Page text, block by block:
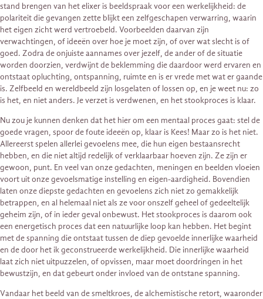
stand brengen van het elixer is beeldspraak voor een werkelijkheid: de
polariteit die gevangen zette blijkt een zelfgeschapen verwarring, waarin
het eigen zicht werd vertroebeld. Voorbeelden daarvan zijn
verwachtingen, of ideeën over hoe je moet zijn, of over wat slecht is of
goed. Zodra de onjuiste aannames over jezelf, de ander of de situatie
worden doorzien, verdwijnt de beklemming die daardoor werd ervaren en
ontstaat opluchting, ontspanning, ruimte en is er vrede met wat er gaande
is. Zelfbeeld en wereldbeeld zijn losgelaten of lossen op, en je weet nu: zo
is het, en niet anders. Je verzet is verdwenen, en het stookproces is klaar.
Nu zou je kunnen denken dat het hier om een mentaal proces gaat: stel de
goede vragen, spoor de foute ideeën op, klaar is Kees! Maar zo is het niet.
Allereerst spelen allerlei gevoelens mee, die hun eigen bestaansrecht
hebben, en die niet altijd redelijk of verklaarbaar hoeven zijn. Ze zijn er
gewoon, punt. En veel van onze gedachten, meningen en beelden vloeien
voort uit onze gevoelsmatige instelling en eigen-aardigheid. Bovendien
laten onze diepste gedachten en gevoelens zich niet zo gemakkelijk
betrappen, en al helemaal niet als ze voor onszelf geheel of gedeeltelijk
geheim zijn, of in ieder geval onbewust. Het stookproces is daarom ook
een energetisch proces dat een natuurlijke loop kan hebben. Het begint
met de spanning die ontstaat tussen de diep gevoelde innerlijke waarheid
en de door het ik geconstrueerde werkelijkheid. Die innerlijke waarheid
laat zich niet uitpuzzelen, of opvissen, maar moet doordringen in het
bewustzijn, en dat gebeurt onder invloed van de ontstane spanning.
Vandaar het beeld van de smeltkroes, de alchemistische retort, waaronder